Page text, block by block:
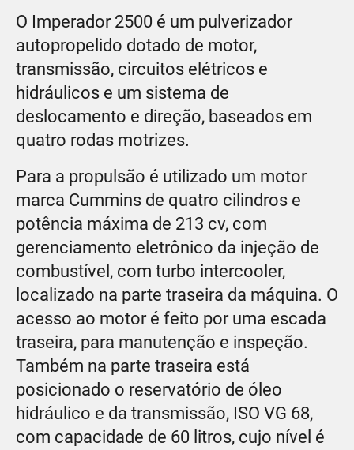
O Imperador 2500 é um pulverizador
autopropelido dotado de motor,
transmissão, circuitos elétricos e
hidráulicos e um sistema de
deslocamento e direção, baseados em
quatro rodas motrizes.
Para a propulsão é utilizado um motor
marca Cummins de quatro cilindros e
potência máxima de 213 cv, com
gerenciamento eletrônico da injeção de
combustível, com turbo intercooler,
localizado na parte traseira da máquina. O
acesso ao motor é feito por uma escada
traseira, para manutenção e inspeção.
Também na parte traseira está
posicionado o reservatório de óleo
hidráulico e da transmissão, ISO VG 68,
com capacidade de 60 litros, cujo nível é